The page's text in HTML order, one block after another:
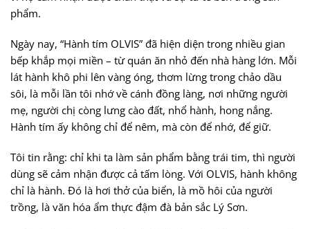
phẩm.
Ngày nay, “Hành tím OLVIS” đã hiện diện trong nhiều gian
bếp khắp mọi miền – từ quán ăn nhỏ đến nhà hàng lớn. Mỗi
lát hành khô phi lên vàng óng, thơm lừng trong chảo dầu
sôi, là mỗi lần tôi nhớ về cánh đồng làng, nơi những người
mẹ, người chị còng lưng cào đất, nhổ hành, hong nắng.
Hành tím ấy không chỉ để nêm, mà còn để nhớ, để giữ.
Tôi tin rằng: chỉ khi ta làm sản phẩm bằng trái tim, thì người
dùng sẽ cảm nhận được cả tấm lòng. Với OLVIS, hành không
chỉ là hành. Đó là hơi thở của biển, là mồ hôi của người
trồng, là văn hóa ẩm thực đậm đà bản sắc Lý Sơn.